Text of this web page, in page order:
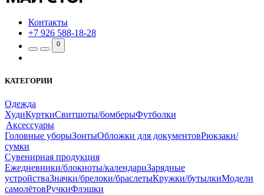
Контакты
+7 926 588-18-28
0
КАТЕГОРИИ
Одежда
ХудиКурткиСвитшоты/бомберыФутболки
Аксессуары
Головные уборыЗонтыОбложки для документовРюкзаки/
сумки
Сувенирная продукция
Ежедневники/блокноты/календариЗарядные
устройстваЗначки/брелоки/браслетыКружки/бутылкиМодели
самолётовРучкиФлэшки